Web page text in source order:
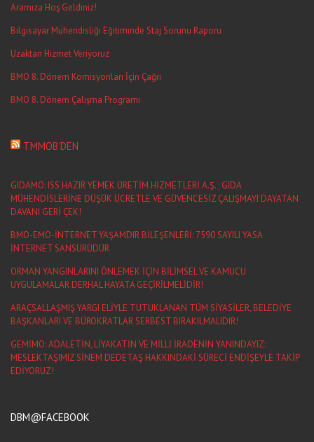
Aramıza Hoş Geldiniz!
Bilgisayar Mühendisliği Eğitiminde Staj Sorunu Raporu
Uzaktan Hizmet Veriyoruz
BMO 8. Dönem Komisyonları İçin Çağrı
BMO 8. Dönem Çalışma Programı
TMMOB’DEN
GIDAMO: ISS HAZIR YEMEK ÜRETİM HİZMETLERİ A.Ş. ; GIDA
MÜHENDİSLERİNE DÜŞÜK ÜCRETLE VE GÜVENCESİZ ÇALIŞMAYI DAYATAN
DAVANI GERİ ÇEK!
BMO-EMO-İNTERNET YAŞAMDIR BİLEŞENLERİ: 7590 SAYILI YASA
İNTERNET SANSÜRÜDÜR
ORMAN YANGINLARINI ÖNLEMEK İÇİN BİLİMSEL VE KAMUCU
UYGULAMALAR DERHAL HAYATA GEÇİRİLMELİDİR!
ARAÇSALLAŞMIŞ YARGI ELİYLE TUTUKLANAN TÜM SİYASİLER, BELEDİYE
BAŞKANLARI VE BÜROKRATLAR SERBEST BIRAKILMALIDIR!
GEMİMO: ADALETİN, LİYAKATİN VE MİLLİ İRADENİN YANINDAYIZ:
MESLEKTAŞIMIZ SİNEM DEDETAŞ HAKKINDAKİ SÜRECİ ENDİŞEYLE TAKİP
EDİYORUZ!
DBM@FACEBOOK